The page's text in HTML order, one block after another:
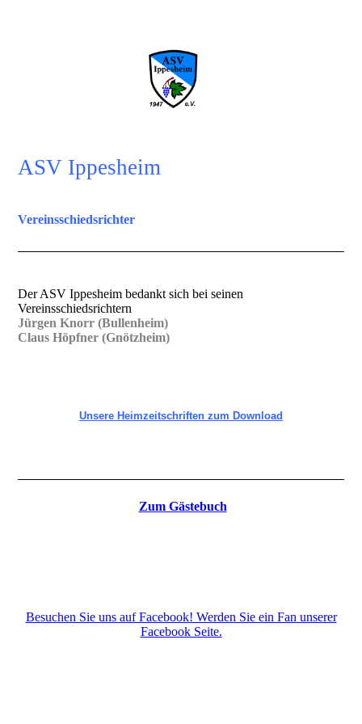
ASV Ippesheim
Vereinsschiedsrichter
Der ASV Ippesheim bedankt sich bei seinen
Vereinsschiedsrichtern
Jürgen Knorr (Bullenheim)
Claus Höpfner (Gnötzheim)
Unsere Heimzeitschriften zum Download
Zum Gästebuch
Besuchen Sie uns auf Facebook! Werden Sie ein Fan unserer
Facebook Seite.